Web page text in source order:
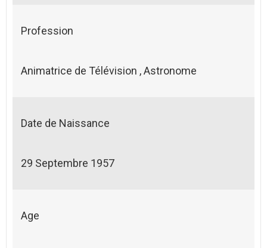
Profession
Animatrice de Télévision , Astronome
Date de Naissance
29 Septembre 1957
Age